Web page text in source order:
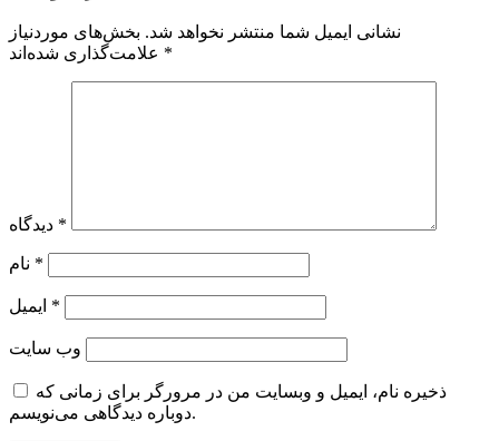
نشانی ایمیل شما منتشر نخواهد شد. بخش‌های موردنیاز
*
*
*
*
وب‌ سایت
ذخیره نام، ایمیل و وبسایت من در مرورگر برای زمانی که
دوباره دیدگاهی می‌نویسم.